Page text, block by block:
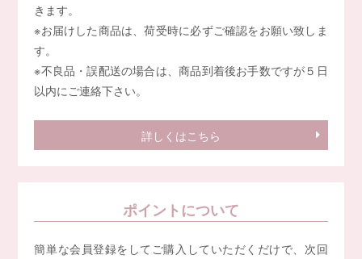
きます。
※お届けした商品は、荷受時に必ずご確認をお願い致しま
す。
※不良品・誤配送の場合は、商品到着後お手数ですが５日
以内にご連絡下さい。
詳しくはこちら
ポイントについて
簡単な会員登録をしてご購入していただくだけで、次回